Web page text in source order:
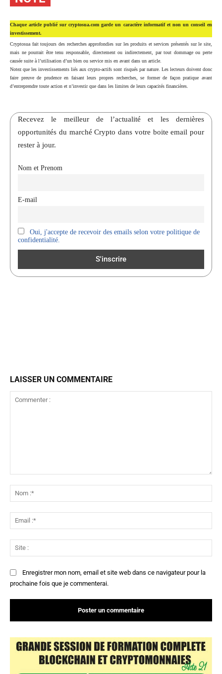
Chaque article publié sur cryptosua.com garde un caractère informatif et non un conseil en
investissement.
Cryptosua fait toujours des recherches approfondies sur les produits et services présentés sur le site,
mais ne pourrait être tenu responsable, directement ou indirectement, par tout dommage ou perte
causée suite à l’utilisation d’un bien ou service mis en avant dans un article.
Notez que les investissements liés aux crypto-actifs sont risqués par nature. Les lecteurs doivent donc
faire preuve de prudence en faisant leurs propres recherches, se former de façon pratique avant
d’entreprendre toute action et n’investir que dans les limites de leurs capacités financières.
Recevez le meilleur de l’actualité et les dernières
opportunités du marché Crypto dans votre boite email pour
rester à jour.
Nom et Prenom
E-mail
Oui, j'accepte de recevoir des emails selon votre politique de
confidentialité.
LAISSER UN COMMENTAIRE
Enregistrer mon nom, email et site web dans ce navigateur pour la
prochaine fois que je commenterai.